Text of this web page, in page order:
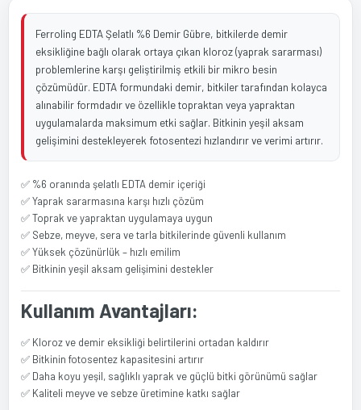
Ferroling EDTA Şelatlı %6 Demir Gübre, bitkilerde demir
eksikliğine bağlı olarak ortaya çıkan kloroz (yaprak sararması)
problemlerine karşı geliştirilmiş etkili bir mikro besin
çözümüdür. EDTA formundaki demir, bitkiler tarafından kolayca
alınabilir formdadır ve özellikle topraktan veya yapraktan
uygulamalarda maksimum etki sağlar. Bitkinin yeşil aksam
gelişimini destekleyerek fotosentezi hızlandırır ve verimi artırır.
✅ %6 oranında şelatlı EDTA demir içeriği
✅ Yaprak sararmasına karşı hızlı çözüm
✅ Toprak ve yapraktan uygulamaya uygun
✅ Sebze, meyve, sera ve tarla bitkilerinde güvenli kullanım
✅ Yüksek çözünürlük – hızlı emilim
✅ Bitkinin yeşil aksam gelişimini destekler
Kullanım Avantajları:
✅ Kloroz ve demir eksikliği belirtilerini ortadan kaldırır
✅ Bitkinin fotosentez kapasitesini artırır
✅ Daha koyu yeşil, sağlıklı yaprak ve güçlü bitki görünümü sağlar
✅ Kaliteli meyve ve sebze üretimine katkı sağlar